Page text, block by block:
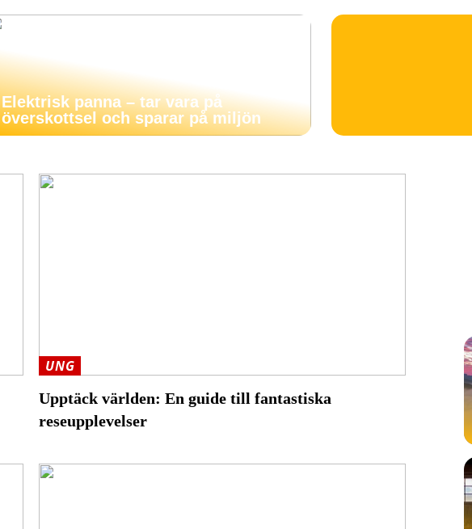
Elektrisk panna – tar vara på
överskottsel och sparar på miljön
UNG
Upptäck världen: En guide till fantastiska
reseupplevelser